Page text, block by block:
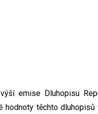
emise Dluhopisu
hodnoty těchto